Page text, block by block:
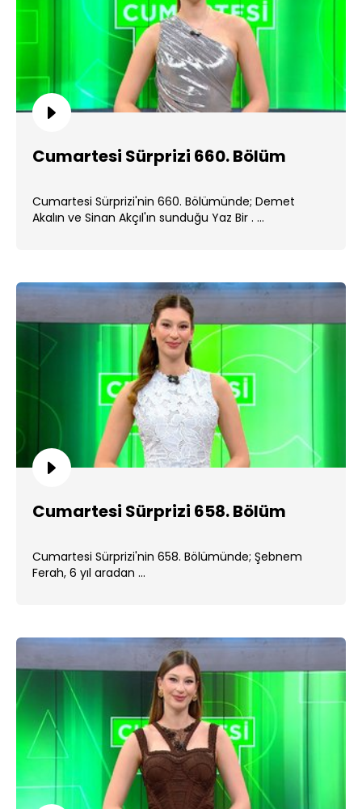
Cumartesi Sürprizi 660. Bölüm
Cumartesi Sürprizi'nin 660. Bölümünde; Demet
Akalın ve Sinan Akçıl'ın sunduğu Yaz Bir . ...
Cumartesi Sürprizi 658. Bölüm
Cumartesi Sürprizi'nin 658. Bölümünde; Şebnem
Ferah, 6 yıl aradan ...